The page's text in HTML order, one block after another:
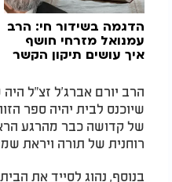
הדגמה בשידור חי: הרב
עמנואל מזרחי חושף
איך עושים תיקון הקשר
הרב יורם אברג'ל זצ"ל
שיוכנס לבית יהיה ספר
של קדושה כבר מהרגע
רוחנית של תורה ויראת
בנוסף, נהוג לסייד את